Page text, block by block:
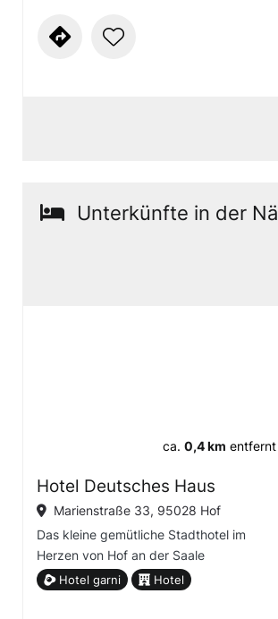
Unterkünfte in der
ca. 0,4 km entfernt
Hotel Deutsches Haus
Marienstraße 33, 95028 Hof
Das kleine gemütliche Stadthotel im
Herzen von Hof an der Saale
Hotel garni Hotel